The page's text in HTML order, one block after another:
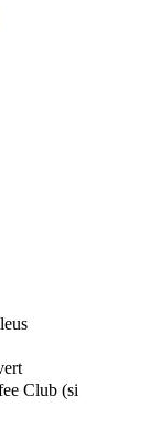
Club (si